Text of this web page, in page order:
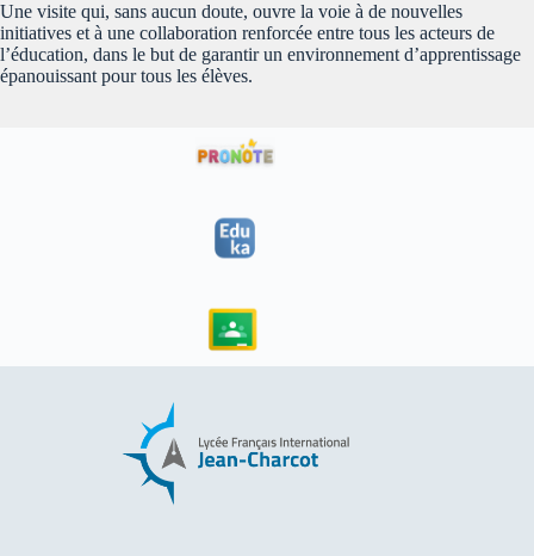
Une visite qui, sans aucun doute, ouvre la voie à de nouvelles
initiatives et à une collaboration renforcée entre tous les acteurs de
l’éducation, dans le but de garantir un environnement d’apprentissage
épanouissant pour tous les élèves.